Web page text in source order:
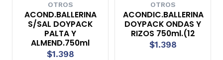
OTROS
ACOND.BALLERINA
S/SAL DOYPACK
PALTA Y
ALMEND.750ml
$1.398
OTROS
ACONDIC.BALLERINA
DOYPACK ONDAS Y
RIZOS 750ml.(12
$1.398